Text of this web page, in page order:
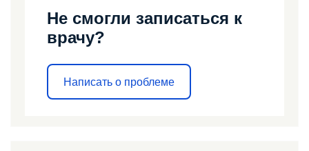
Не смогли записаться к
врачу?
Написать о проблеме